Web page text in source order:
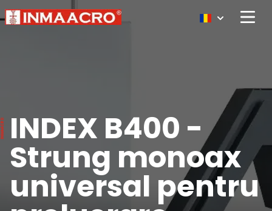
Open
INDEX B400 -
Strung monoax
universal pentru